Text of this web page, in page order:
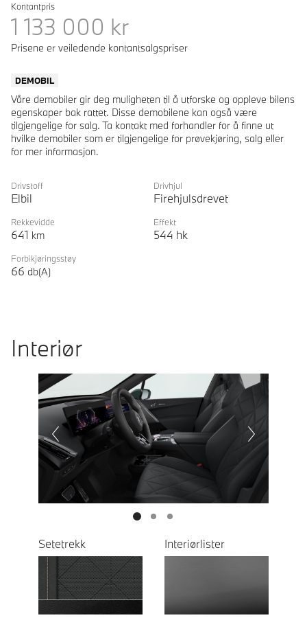
Kontantpris
1 133 000 kr
Prisene er veiledende kontantsalgspriser
DEMOBIL
Våre demobiler gir deg muligheten til å utforske og oppleve bilens
egenskaper bak rattet. Disse demobilene kan også være
tilgjengelige for salg. Ta kontakt med forhandler for å finne ut
hvilke demobiler som er tilgjengelige for prøvekjøring, salg eller
for mer informasjon.
Drivstoff
Elbil
Drivhjul
Firehjulsdrevet
Rekkevidde
641 km
Effekt
544 hk
Forbikjøringsstøy
66 db(A)
Interiør
Prevoius
Next
Setetrekk Interiørlister